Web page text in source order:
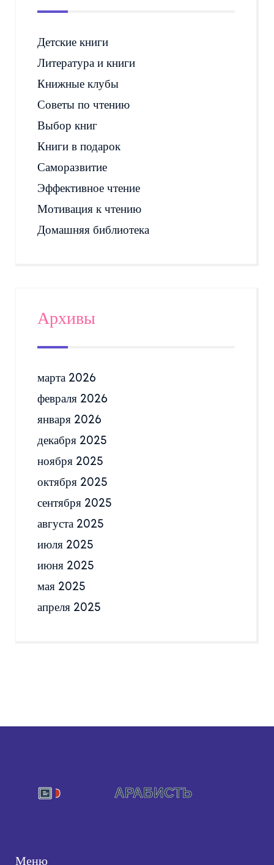
Детские книги
Литература и книги
Книжные клубы
Советы по чтению
Выбор книг
Книги в подарок
Саморазвитие
Эффективное чтение
Мотивация к чтению
Домашняя библиотека
Архивы
марта 2026
февраля 2026
января 2026
декабря 2025
ноября 2025
октября 2025
сентября 2025
августа 2025
июля 2025
июня 2025
мая 2025
апреля 2025
Меню